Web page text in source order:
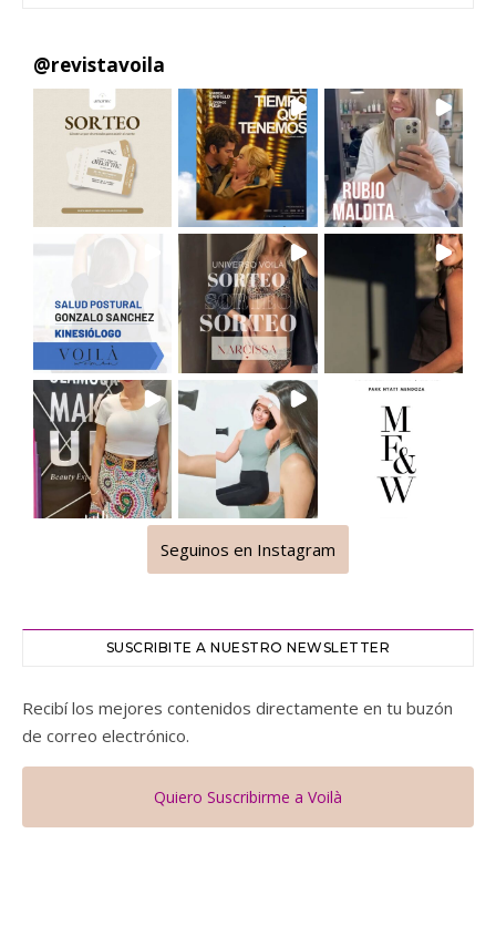
@revistavoila
Seguinos en Instagram
SUSCRIBITE A NUESTRO NEWSLETTER
Recibí los mejores contenidos directamente en tu buzón
de correo electrónico.
Quiero Suscribirme a Voilà